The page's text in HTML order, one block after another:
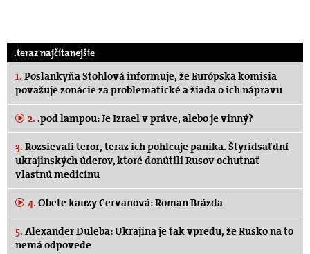
.teraz najčítanejšie
1. Poslankyňa Stohlová informuje, že Európska komisia
považuje zonácie za problematické a žiada o ich nápravu
2. .pod lampou: Je Izrael v práve, alebo je vinný?
3. Rozsievali teror, teraz ich pohlcuje panika. Štyridsať dní
ukrajinských úderov, ktoré donútili Rusov ochutnať
vlastnú medicínu
4. Obete kauzy Cervanová: Roman Brázda
5. Alexander Duleba: Ukrajina je tak vpredu, že Rusko na to
nemá odpovede